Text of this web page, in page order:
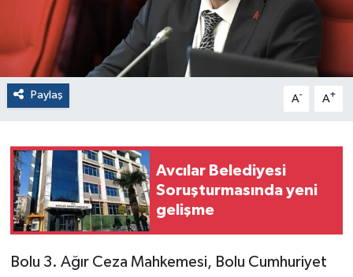
Paylaş A- A+
Avcılar Belediyesi
Soruşturmasında yeni
gelişme
Bolu 3. Ağır Ceza Mahkemesi, Bolu Cumhuriyet